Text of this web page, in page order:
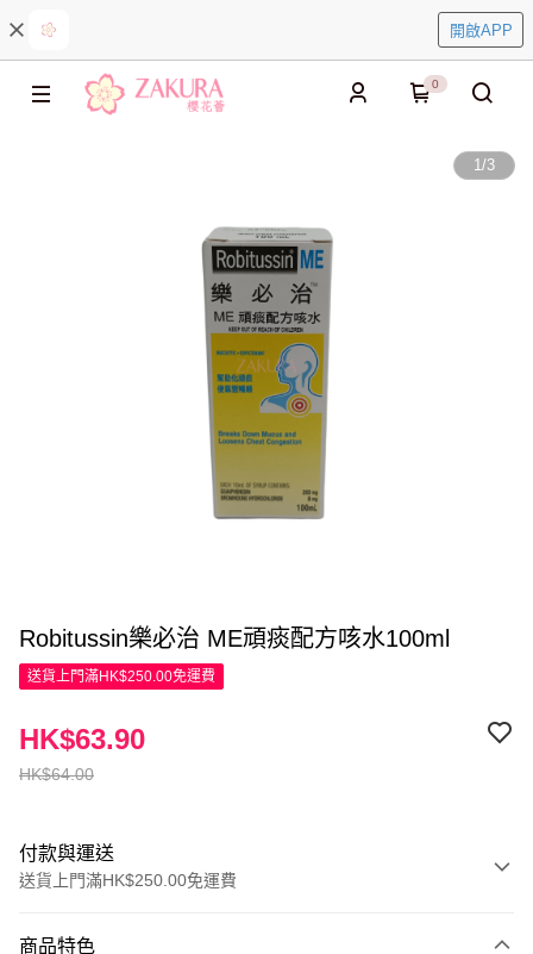
開啟APP
0
1/3
Robitussin樂必治 ME頑痰配方咳水100ml
送貨上門滿HK$250.00免運費
HK$64.00
HK$63.90
付款與運送
送貨上門滿HK$250.00免運費
商品特色